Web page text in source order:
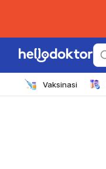
Vaksinasi